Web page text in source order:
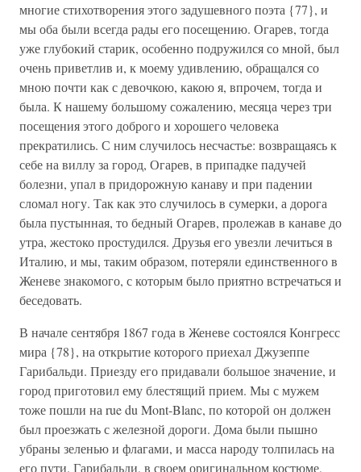
многие стихотворения этого задушевного поэта {77}, и
мы оба были всегда рады его посещению. Огарев, тогда
уже глубокий старик, особенно подружился со мной, был
очень приветлив и, к моему удивлению, обращался со
мною почти как с девочкою, какою я, впрочем, тогда и
была. К нашему большому сожалению, месяца через три
посещения этого доброго и хорошего человека
прекратились. С ним случилось несчастье: возвращаясь к
себе на виллу за город, Огарев, в припадке падучей
болезни, упал в придорожную канаву и при падении
сломал ногу. Так как это случилось в сумерки, а дорога
была пустынная, то бедный Огарев, пролежав в канаве до
утра, жестоко простудился. Друзья его увезли лечиться в
Италию, и мы, таким образом, потеряли единственного в
Женеве знакомого, с которым было приятно встречаться и
беседовать.
В начале сентября 1867 года в Женеве состоялся Конгресс
мира {78}, на открытие которого приехал Джузеппе
Гарибальди. Приезду его придавали большое значение, и
город приготовил ему блестящий прием. Мы с мужем
тоже пошли на rue du Mont-Blanc, по которой он должен
был проезжать с железной дороги. Дома были пышно
убраны зеленью и флагами, и масса народу толпилась на
его пути. Гарибальди, в своем оригинальном костюме,